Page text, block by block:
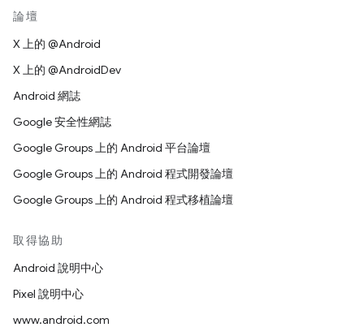
論壇
X 上的 @Android
X 上的 @AndroidDev
Android 網誌
Google 安全性網誌
Google Groups 上的 Android 平台論壇
Google Groups 上的 Android 程式開發論壇
Google Groups 上的 Android 程式移植論壇
取得協助
Android 說明中心
Pixel 說明中心
www.android.com